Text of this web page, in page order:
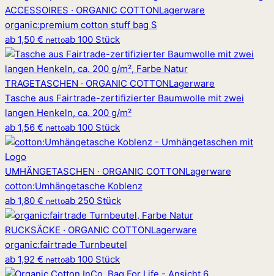
ACCESSOIRES · ORGANIC COTTONLagerware
organic:premium cotton stuff bag S
ab 1,50 € nettoab 100 Stück
TRAGETASCHEN · ORGANIC COTTONLagerware
Tasche aus Fairtrade-zertifizierter Baumwolle mit zwei
langen Henkeln, ca. 200 g/m²
ab 1,56 € nettoab 100 Stück
UMHÄNGETASCHEN · ORGANIC COTTONLagerware
cotton:Umhängetasche Koblenz
ab 1,80 € nettoab 250 Stück
RUCKSÄCKE · ORGANIC COTTONLagerware
organic:fairtrade Turnbeutel
ab 1,92 € nettoab 100 Stück